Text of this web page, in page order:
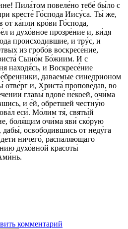
Пила́том повеле́но тебе́ бы́ло с
кресте́ Го́спода Иису́са. Ты́ же,
от ка́пли кро́ви Го́спода,
и духо́вное прозре́ние и, ви́дя
происходившие, и тру́с, и
из гробо́в воскресе́ние,
Сыно́м Бо́жиим. И с
находя́сь, и Воскресе́ние
даваемые синедрионом
отве́рг и, Христа́ пропове́дав, во
главы́ вдове́ не́коей, очи́ма
и е́й, обретшей честну́ю
еси́. Мо́лим тя́, святы́й
боля́щим очи́ма яви́ ско́рую
освободившись от неду́га
ничего́, распаляющаго
духо́вной красоты́
комментарий